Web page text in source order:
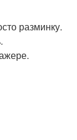
разминку.